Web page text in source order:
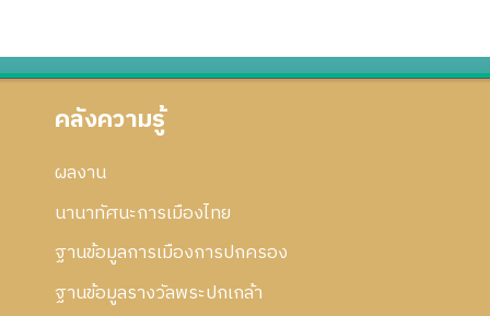
คลังความรู้
ผลงาน
นานาทัศนะการเมืองไทย
ฐานข้อมูลการเมืองการปกครอง
ฐานข้อมูลรางวัลพระปกเกล้า